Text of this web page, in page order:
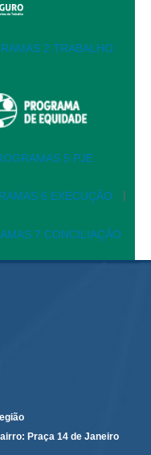
Infantil e de Estímulo à
Institucional Feminina
e Aquisições
Documental
|
Praça 14 de Janeiro